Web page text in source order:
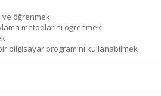
ve öğrenmek
metodlarını öğrenmek
bilgisayar programını kullanabilmek